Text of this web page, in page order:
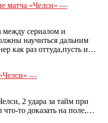
матча «Челси» —
между сериалом и
научиться дальним
как раз оттуда,пусть и…
—
2 удара за тайм при
что-то доказать на поле,…